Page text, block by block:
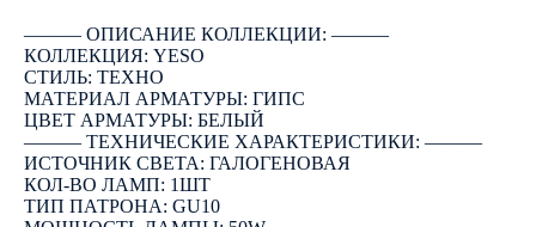
――― ОПИСАНИЕ КОЛЛЕКЦИИ: ―――
КОЛЛЕКЦИЯ: YESO
СТИЛЬ: ТЕХНО
МАТЕРИАЛ АРМАТУРЫ: ГИПС
ЦВЕТ АРМАТУРЫ: БЕЛЫЙ
――― ТЕХНИЧЕСКИЕ ХАРАКТЕРИСТИКИ: ―――
ИСТОЧНИК СВЕТА: ГАЛОГЕНОВАЯ
КОЛ-ВО ЛАМП: 1ШТ
ТИП ПАТРОНА: GU10